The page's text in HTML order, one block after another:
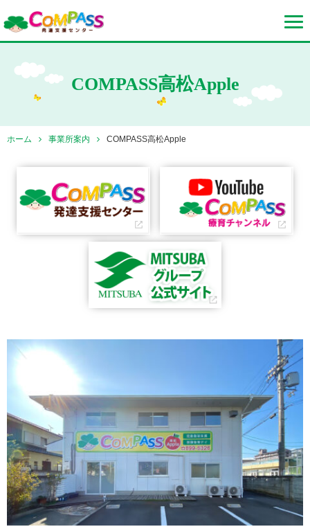
COMPASS高松Apple
ホーム 事業所案内 COMPASS高松Apple